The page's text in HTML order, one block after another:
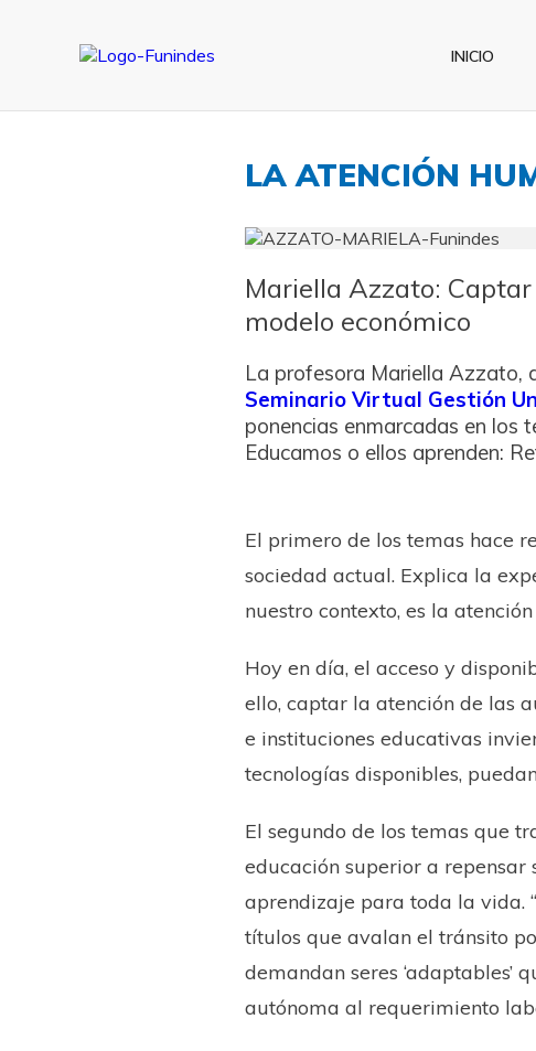
INICIO
LA ATENCIÓN
Mariella Azzato:
modelo económico
La profesora Mariella Azzato,
Seminario Virtual Gestión
ponencias enmarcadas en los
Educamos o ellos aprenden:
El primero de los temas hace
sociedad actual. Explica la
nuestro contexto, es la atención
Hoy en día, el acceso y
ello, captar la atención de las
e instituciones educativas
tecnologías disponibles,
El segundo de los temas que
educación superior a repensar
aprendizaje para toda la vida.
títulos que avalan el tránsito
demandan seres
autónoma al requerimiento